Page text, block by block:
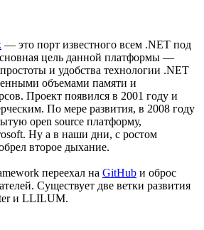
— это порт известного всем .NET под
цель данной платформы —
и удобства технологии .NET
объемами памяти и
Проект появился в 2001 году и
По мере развития, в 2008 году
open source платформу,
Ну а в наши дни, с ростом
второе дыхание.
переехал на GitHub и оброс
Существует две ветки развития
и LLILUM.